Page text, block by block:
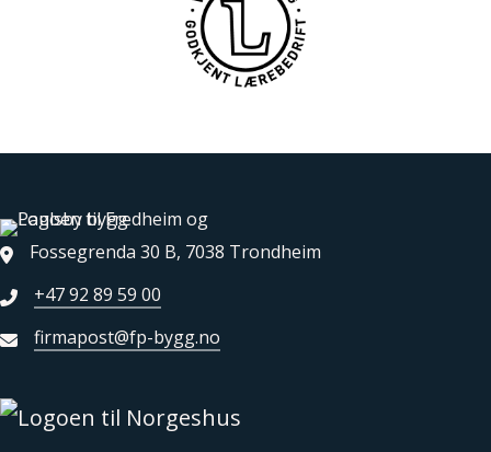
Fossegrenda 30 B, 7038 Trondheim
+47 92 89 59 00
firmapost@fp-bygg.no